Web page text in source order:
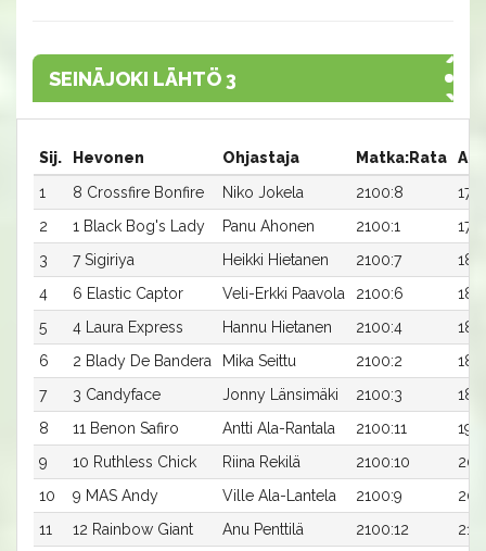
SEINÄJOKI LÄHTÖ 3
Sij. Hevonen Ohjastaja Matka:Rata
1
8 Crossfire Bonfire Niko Jokela 2100:8
2
1 Black Bog's Lady Panu Ahonen 2100:1
3
7 Sigiriya Heikki Hietanen 2100:7
4
6 Elastic Captor Veli-Erkki Paavola 2100:6
5
4 Laura Express Hannu Hietanen 2100:4
6
2 Blady De Bandera Mika Seittu 2100:2
7
3 Candyface Jonny Länsimäki 2100:3
8
11 Benon Safiro Antti Ala-Rantala 2100:11
9
10 Ruthless Chick Riina Rekilä 2100:10
10
9 MAS Andy Ville Ala-Lantela 2100:9
11
12 Rainbow Giant Anu Penttilä 2100:12